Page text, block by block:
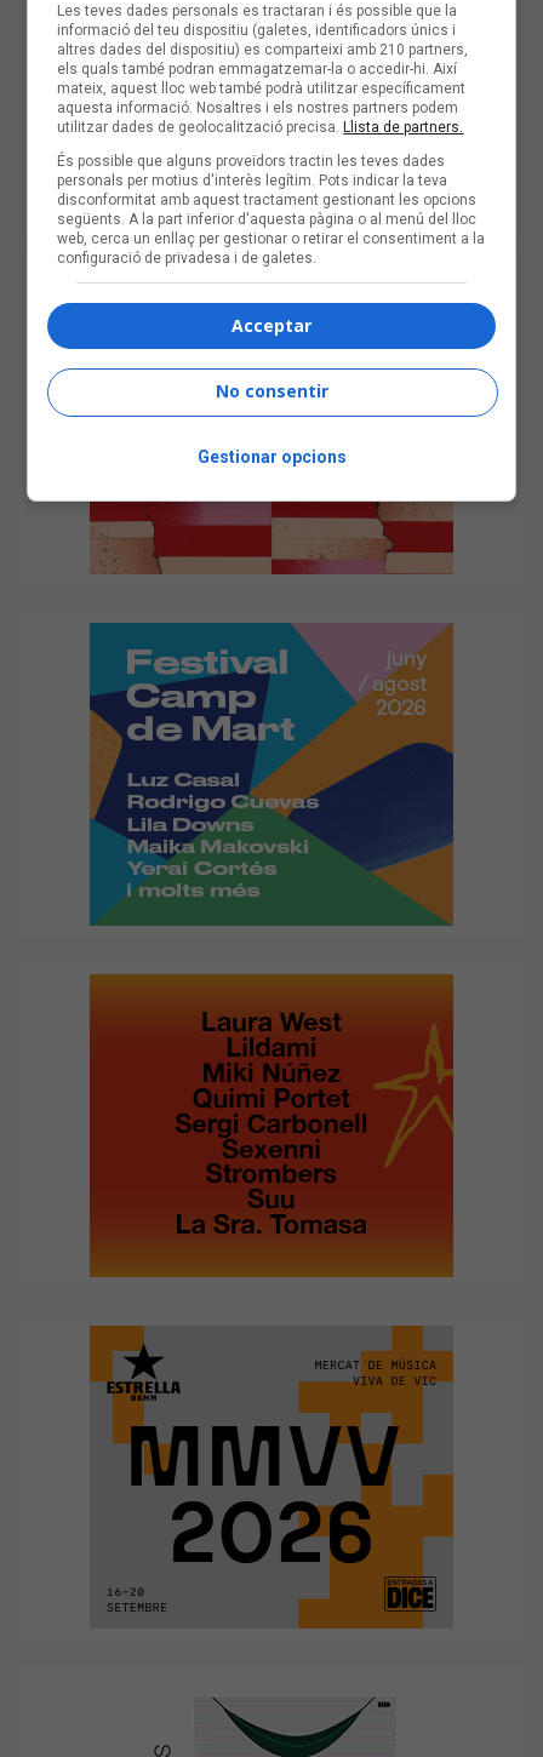
Les teves dades personals es tractaran i és possible que la
informació del teu dispositiu (galetes, identificadors únics i
altres dades del dispositiu) es comparteixi amb 210 partners,
els quals també podran emmagatzemar-la o accedir-hi. Així
mateix, aquest lloc web també podrà utilitzar específicament
aquesta informació. Nosaltres i els nostres partners podem
utilitzar dades de geolocalització precisa.Llista de partners.
És possible que alguns proveïdors tractin les teves dades
personals per motius d'interès legítim. Pots indicar la teva
disconformitat amb aquest tractament gestionant les opcions
següents. A la part inferior d'aquesta pàgina o al menú del lloc
web, cerca un enllaç per gestionar o retirar el consentiment a la
configuració de privadesa i de galetes.
Acceptar
No consentir
Gestionar opcions